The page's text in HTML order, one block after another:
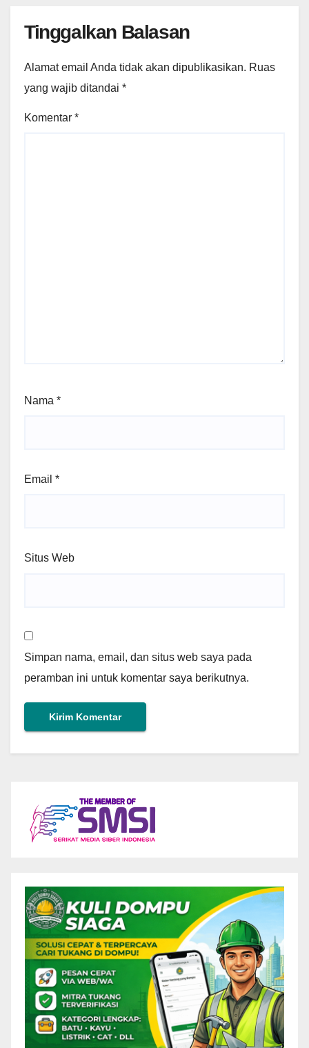
Tinggalkan Balasan
Alamat email Anda tidak akan dipublikasikan. Ruas
yang wajib ditandai *
Komentar *
Nama *
Email *
Situs Web
Simpan nama, email, dan situs web saya pada
peramban ini untuk komentar saya berikutnya.